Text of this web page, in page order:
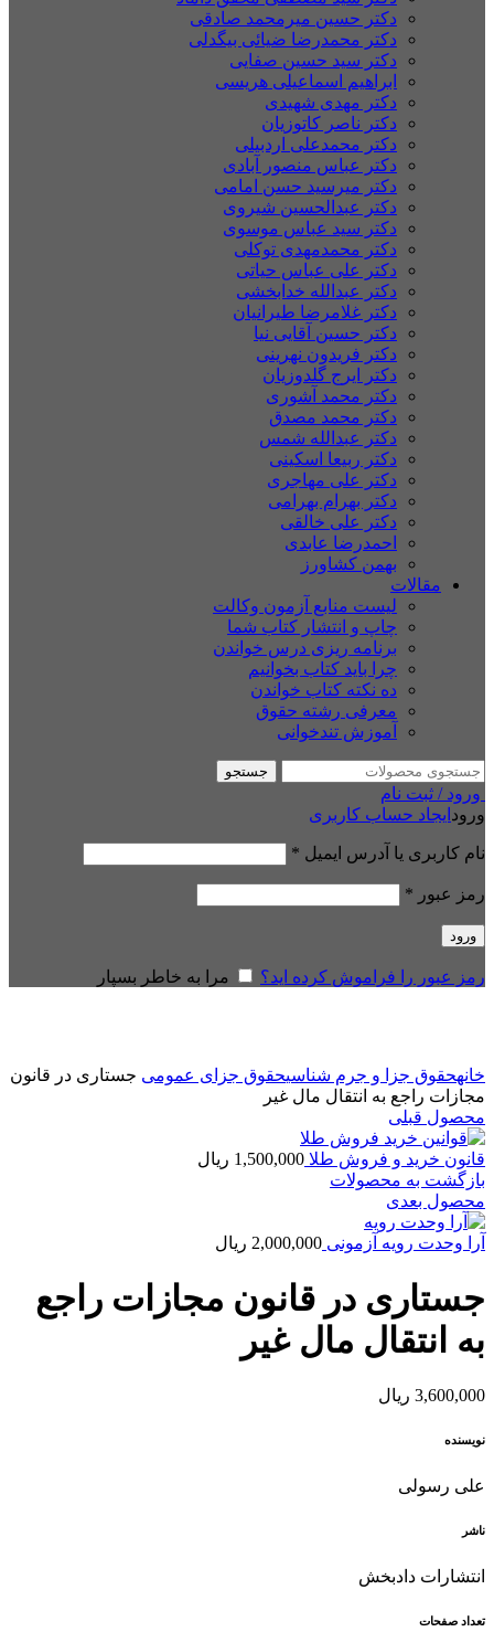
دکتر حسین میرمحمد صادقی
دکتر محمدرضا ضیائی بیگدلی
دکتر سید حسین صفایی
ابراهیم اسماعیلی هریسی
دکتر مهدی شهیدی
دکتر ناصر کاتوزیان
دکتر محمدعلی اردبیلی
دکتر عباس منصور آبادی
دکتر میرسید حسن امامی
دکتر عبدالحسین شیروی
دکتر سید عباس موسوی
دکتر محمدمهدی توکلی
دکتر علی عباس حیاتی
دکتر عبدالله خدابخشی
دکتر غلامرضا طیرانیان
دکتر حسین آقایی نیا
دکتر فریدون نهرینی
دکتر ایرج گلدوزیان
دکتر محمد آشوری
دکتر محمد مصدق
دکتر عبدالله شمس
دکتر ربیعا اسکینی
دکتر علی مهاجری
دکتر بهرام بهرامی
دکتر علی خالقی
احمدرضا عابدی
بهمن کشاورز
مقالات
لیست منابع آزمون وکالت
چاپ و انتشار کتاب شما
برنامه ریزی درس خواندن
چرا باید کتاب بخوانیم
ده نکته کتاب خواندن
معرفی رشته حقوق
آموزش تندخوانی
جستجو
ورود / ثبت نام
ورود ایجاد حساب کاربری
نام کاربری یا آدرس ایمیل *
رمز عبور *
ورود
رمز عبور را فراموش کرده اید؟ مرا به خاطر بسپار
خانهحقوق جزا و جرم شناسیحقوق جزای عمومی جستاری در قانون
مجازات راجع به انتقال مال غیر
محصول قبلی
قانون خرید و فروش طلا 1,500,000 ریال
بازگشت به محصولات
محصول بعدی
آرا وحدت رویه آزمونی 2,000,000 ریال
جستاری در قانون مجازات راجع
به انتقال مال غیر
3,600,000 ریال
نویسنده
علی رسولی
ناشر
انتشارات دادبخش
تعداد صفحات